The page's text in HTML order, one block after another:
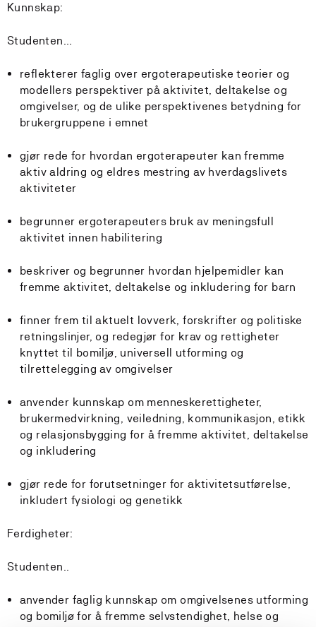
Kunnskap:
Studenten…
reflekterer faglig over ergoterapeutiske teorier og
modellers perspektiver på aktivitet, deltakelse og
omgivelser, og de ulike perspektivenes betydning for
brukergruppene i emnet
gjør rede for hvordan ergoterapeuter kan fremme
aktiv aldring og eldres mestring av hverdagslivets
aktiviteter
begrunner ergoterapeuters bruk av meningsfull
aktivitet innen habilitering
beskriver og begrunner hvordan hjelpemidler kan
fremme aktivitet, deltakelse og inkludering for barn
finner frem til aktuelt lovverk, forskrifter og politiske
retningslinjer, og redegjør for krav og rettigheter
knyttet til bomiljø, universell utforming og
tilrettelegging av omgivelser
anvender kunnskap om menneskerettigheter,
brukermedvirkning, veiledning, kommunikasjon, etikk
og relasjonsbygging for å fremme aktivitet, deltakelse
og inkludering
gjør rede for forutsetninger for aktivitetsutførelse,
inkludert fysiologi og genetikk
Ferdigheter:
Studenten..
anvender faglig kunnskap om omgivelsenes utforming
og bomiljø for å fremme selvstendighet, helse og